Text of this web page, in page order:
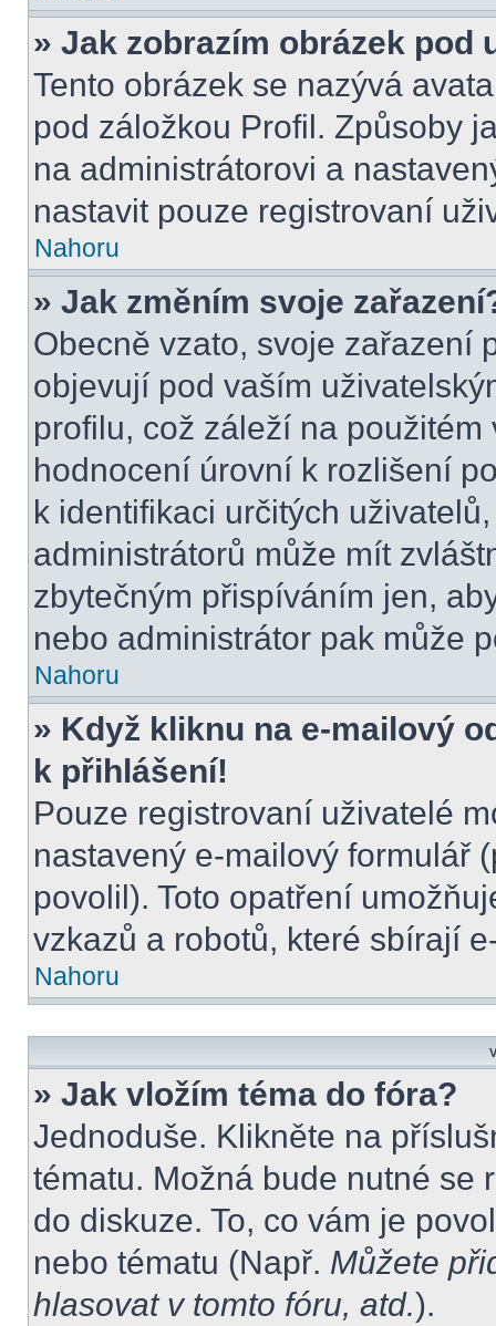
» Jak zobrazím obrázek pod
Tento obrázek se nazývá
pod záložkou Profil. Způsoby
na administrátorovi a
nastavit pouze registrovaní
Nahoru
» Jak změním svoje
Obecně vzato, svoje zařazení
objevují pod vaším
profilu, což záleží na
hodnocení úrovní k rozlišení
k identifikaci určitých
administrátorů může mít
zbytečným přispíváním jen,
nebo administrátor pak může
Nahoru
» Když kliknu na e-mailový
k přihlášení!
Pouze registrovaní uživatelé
nastavený e-mailový formulář
povolil). Toto opatření
vzkazů a robotů, které sbírají
Nahoru
» Jak vložím téma do fóra?
Jednoduše. Klikněte na
tématu. Možná bude nutné se
do diskuze. To, co vám je
nebo tématu (Např. Můžete
hlasovat v tomto fóru, atd.).